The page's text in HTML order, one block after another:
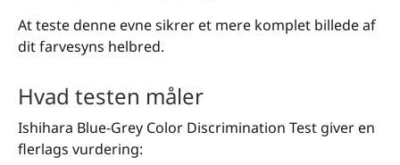
At teste denne evne sikrer et mere komplet billede af
dit farvesyns helbred.
Hvad testen måler
Ishihara Blue-Grey Color Discrimination Test giver en
flerlags vurdering: